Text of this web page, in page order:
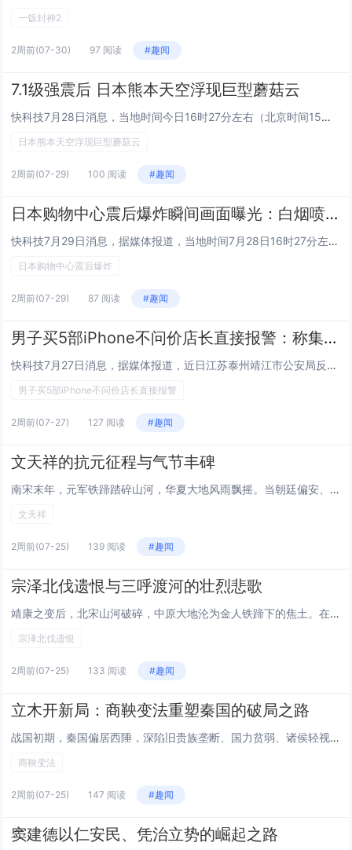
一饭封神2
2周前(07-30) 97 阅读 #趣闻
7.1级强震后 日本熊本天空浮现巨型蘑菇云
快科技7月28日消息，当地时间今日16时27分左右（北京时间15时27分左右），日本熊本县附近突发的7.1级强震，震度达到日本最高等级“震度7”。据悉，此次震源深度仅10公里，属破坏力极强的浅源地震，致使熊本城城墙部分坍塌，九州高速公路路面...
日本熊本天空浮现巨型蘑菇云
2周前(07-29) 100 阅读 #趣闻
日本购物中心震后爆炸瞬间画面曝光：白烟喷涌 碎片击穿卡车
快科技7月29日消息，据媒体报道，当地时间7月28日16时27分左右，日本熊本县附近突发的7.1级强震，震度达到日本最高等级“震度7”。强震发生约一小时后，位于熊本县嘉岛町的“‌永旺梦乐城熊本”大型购物中心发生剧烈爆炸，导致建筑二楼坍塌，现...
日本购物中心震后爆炸
2周前(07-29) 87 阅读 #趣闻
男子买5部iPhone不问价店长直接报警：称集齐10部即可迈入婚姻殿堂
快科技7月27日消息，据媒体报道，近日江苏泰州靖江市公安局反诈中心收到一位手机店长报警求助。该店长表示，有位顾客进店直接不问手机价格，要个人购买5部苹果手机看起来很急，并称集齐10部即可迈入婚姻殿堂，担心是骗子或者被骗。反诈中心立即联系购机...
男子买5部iPhone不问价店长直接报警
2周前(07-27) 127 阅读 #趣闻
文天祥的抗元征程与气节丰碑
南宋末年，元军铁蹄踏碎山河，华夏大地风雨飘摇。当朝廷偏安、投降派充斥朝堂，文天祥以一介书生挺身而出，从散尽家财募兵勤王，到奔走各地联络义军，再到兵败被俘后坚守气节，用生命书写了一曲气壮山河的忠烈长歌，成为中华民族精神谱系中不朽的丰碑。危局奋...
文天祥
2周前(07-25) 139 阅读 #趣闻
宗泽北伐遗恨与三呼渡河的壮烈悲歌
靖康之变后，北宋山河破碎，中原大地沦为金人铁蹄下的焦土。在这危亡之际，宗泽以垂暮之年临危受命，留守开封，一边整饬残局、筹备北伐，一边力挽狂澜抵御金军，直至生命最后一刻仍心系渡河收复失地，三呼“过河”的呐喊，成为南宋初年最震撼人心的忠烈绝唱，...
宗泽北伐遗恨
2周前(07-25) 133 阅读 #趣闻
立木开新局：商鞅变法重塑秦国的破局之路
战国初期，秦国偏居西陲，深陷旧贵族垄断、国力贫弱、诸侯轻视的困境，变革成为挽救国运的唯一出路。商鞅应秦孝公求贤之邀入秦，以“徙木立信”打破官民信任坚冰，再以系统性变法重构国家秩序，用十年时间将积弱之秦锻造成虎踞中原的强国，彻底改写了秦国命运...
商鞅变法
2周前(07-25) 147 阅读 #趣闻
窦建德以仁安民、凭治立势的崛起之路